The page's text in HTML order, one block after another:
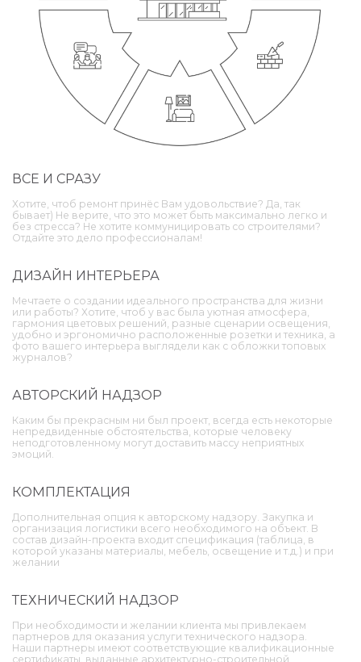
ВСЕ И СРАЗУ
Хотите, чтоб ремонт принёс Вам удовольствие? Да, так
бывает) Не верите, что это может быть максимально легко и
без стресса? Не хотите коммуницировать со строителями?
Отдайте это дело профессионалам!
ДИЗАЙН ИНТЕРЬЕРА
Мечтаете о создании идеального пространства для жизни
или работы? Хотите, чтоб у вас была уютная атмосфера,
гармония цветовых решений, разные сценарии освещения,
удобно и эргономично расположенные розетки и техника, а
фото вашего интерьера выглядели как с обложки топовых
журналов?
АВТОРСКИЙ НАДЗОР
Каким бы прекрасным ни был проект, всегда есть некоторые
непредвиденные обстоятельства, которые человеку
неподготовленному могут доставить массу неприятных
эмоций.
КОМПЛЕКТАЦИЯ
Дополнительная опция к авторскому надзору. Закупка и
организация логистики всего необходимого на объект. В
состав дизайн-проекта входит спецификация (таблица, в
которой указаны материалы, мебель, освещение и т.д.) и при
желании
ТЕХНИЧЕСКИЙ НАДЗОР
При необходимости и желании клиента мы привлекаем
партнеров для оказания услуги технического надзора.
Наши партнеры имеют соответствующие квалификационные
сертификаты, выданные архитектурно-строительной